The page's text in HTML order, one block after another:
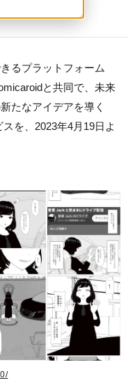
るプラットフォーム
と共同で、未来
たなアイデアを導く
を、2023年4月19日よ